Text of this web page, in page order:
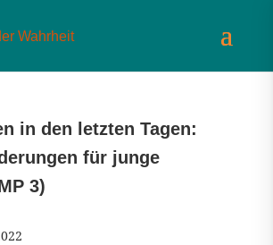
in den letzten Tagen:
für junge
3)